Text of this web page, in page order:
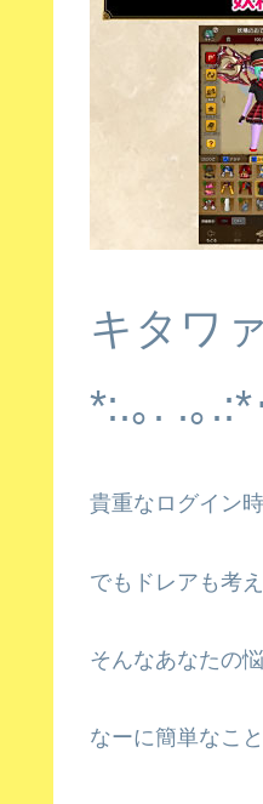
キタワ
*:.｡ . .｡ .:*
貴重なログイン
でもドレアも考
そんなあなたの
なーに簡単なこと